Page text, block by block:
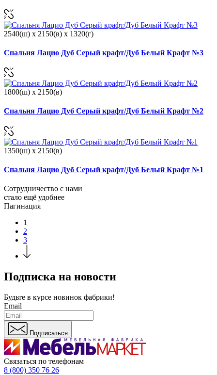
2540(ш) x 2150(в) x 1320(г)
Спальня Лацио Дуб Серый крафт/Дуб Белый Крафт №3
1800(ш) x 2150(в)
Спальня Лацио Дуб Серый крафт/Дуб Белый Крафт №2
1350(ш) x 2150(в)
Спальня Лацио Дуб Серый крафт/Дуб Белый Крафт №1
Сотрудничество с нами
стало ещё удобнее
Пагинация
1
2
3
Подписка на новости
Будьте в курсе новинок фабрики!
Email
Подписаться
Связаться по телефонам
8 (800) 350 76 26